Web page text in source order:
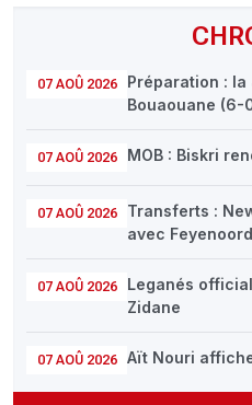
07 AOÛ 2026
Préparation : la
Bouaouane (6-
07 AOÛ 2026 MOB : Biskri
07 AOÛ 2026
Transferts :
avec
07 AOÛ 2026
Leganés
Zidane
07 AOÛ 2026 Aït Nouri